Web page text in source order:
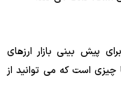
بینی بازار ارزهای
چیزی است که می توانید از